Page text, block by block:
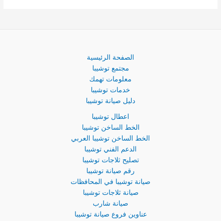
الصفحة الرئيسية
مجتمع توشيبا
معلومات تهمك
خدمات توشيبا
دليل صيانة توشيبا
اعطال توشيبا
الخط الساخن توشيبا
الخط الساخن توشيبا العربي
الدعم الفني توشيبا
تصليح ثلاجات توشيبا
رقم صيانة توشيبا
صيانة توشيبا في المحافظات
صيانة ثلاجات توشيبا
صيانة شارب
عناوين فروع صيانة توشيبا